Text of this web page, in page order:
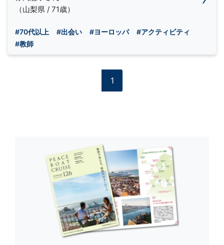
（山梨県 / 71歳）
#70代以上 #出会い #ヨーロッパ
#アクティビティ
#教師
1